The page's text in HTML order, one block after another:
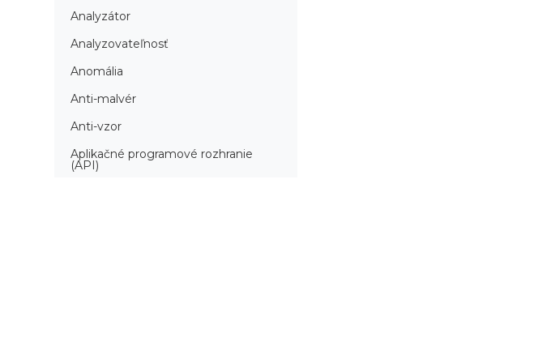
Analyzátor
Analyzovateľnosť
Anomália
Anti-malvér
Anti-vzor
Aplikačné programové rozhranie
(API)